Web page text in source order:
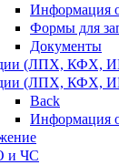
Информация
Формы для
Документы
(ЛПХ, КФХ,
(ЛПХ, КФХ,
Back
Информация
и ЧС